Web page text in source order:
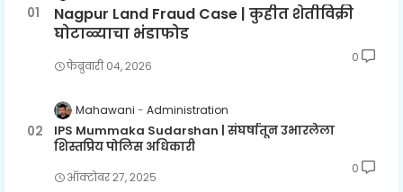
Nagpur Land Fraud Case | कुहीत शेतीविक्री
घोटाळ्याचा भंडाफोड
फेब्रुवारी ०४, २०२६
0
Mahawani Administration
IPS Mummaka Sudarshan | संघर्षातून उभारलेला
शिस्तप्रिय पोलिस अधिकारी
ऑक्टोबर २७, २०२५
0